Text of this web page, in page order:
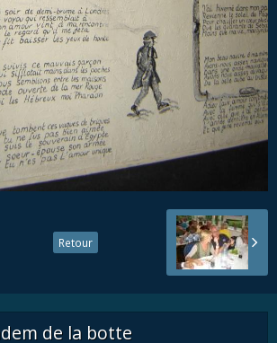
Retour